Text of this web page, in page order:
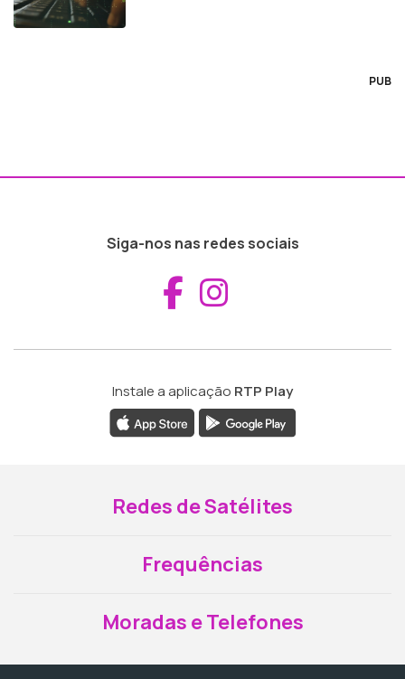
PUB
Siga-nos nas redes sociais
Aceder ao
Instale a aplicação RTP Play
Redes de Satélites
Frequências
Moradas e Telefones